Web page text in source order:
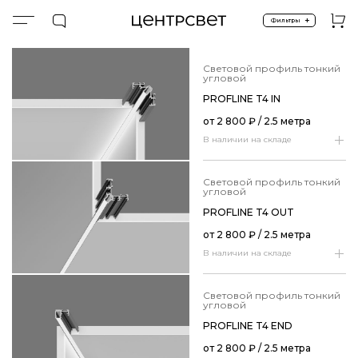
Фильтры +
световой профиль тонкий
угловой
В наличии на складе
PROFLINE T4 IN
от 2 800 ₽/ 2.5 метра
световой профиль тонкий
угловой
В наличии на складе
PROFLINE T4 OUT
от 2 800 ₽/ 2.5 метра
световой профиль тонкий
угловой
PROFLINE T4 END
от 2 800 ₽/ 2.5 метра